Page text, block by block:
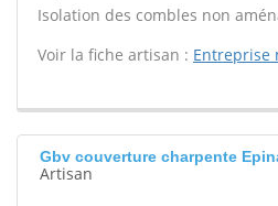
Isolation des combles non
Voir la fiche artisan : Entreprise
Gbv couverture charpente
Artisan